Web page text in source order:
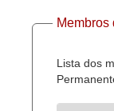
Membros
Lista dos